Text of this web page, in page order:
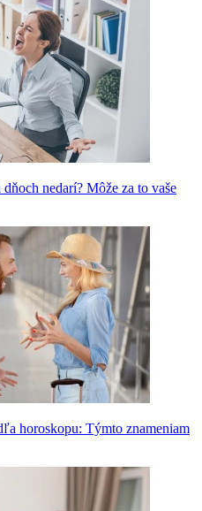
nedarí? Môže za to vaše
horoskopu: Týmto znameniam